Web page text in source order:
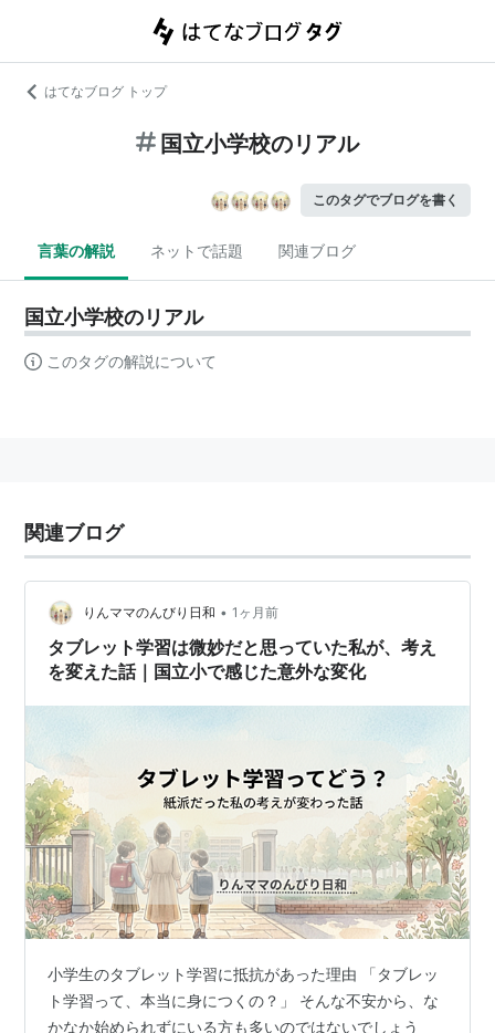
はてなブログ トップ
国立小学校のリアル
このタグでブログを書く
言葉の解説 ネットで話題 関連ブログ
国立小学校のリアル
このタグの解説について
関連ブログ
りんママのんびり日和 • 1ヶ月前
タブレット学習は微妙だと思っていた私が、考え
を変えた話｜国立小で感じた意外な変化
小学生のタブレット学習に抵抗があった理由 「タブレッ
ト学習って、本当に身につくの？」 そんな不安から、な
かなか始められずにいる方も多いのではないでしょう